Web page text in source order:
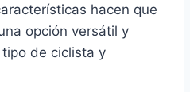
hacen que
opción versátil y
de ciclista y